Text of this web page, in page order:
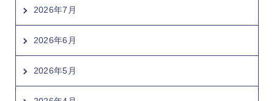
2026年7月
2026年6月
2026年5月